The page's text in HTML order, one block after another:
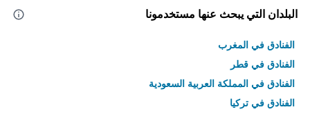
البلدان التي يبحث عنها مستخدمونا
الفنادق في المغرب
الفنادق في قطر
الفنادق في المملكة العربية السعودية
الفنادق في تركيا